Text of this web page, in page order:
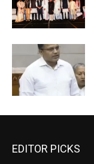
EDITOR PICKS